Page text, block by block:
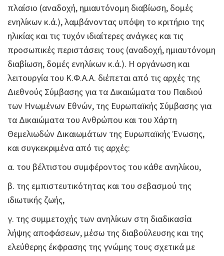
πλαίσιο (αναδοχή, ημιαυτόνομη διαβίωση, δομές
ενηλίκων κ.ά.), λαμβάνοντας υπόψη το κριτήριο της
ηλικίας και τις τυχόν ιδιαίτερες ανάγκες και τις
προσωπικές περιστάσεις τους (αναδοχή, ημιαυτόνομη
διαβίωση, δομές ενηλίκων κ.ά.). Η οργάνωση και
λειτουργία του Κ.Φ.Α.Α. διέπεται από τις αρχές της
Διεθνούς Σύμβασης για τα Δικαιώματα του Παιδιού
των Ηνωμένων Εθνών, της Ευρωπαϊκής Σύμβασης για
τα Δικαιώματα του Ανθρώπου και του Χάρτη
Θεμελιωδών Δικαιωμάτων της Ευρωπαϊκής Ένωσης,
και συγκεκριμένα από τις αρχές:
α. του βέλτιστου συμφέροντος του κάθε ανηλίκου,
β. της εμπιστευτικότητας και του σεβασμού της
ιδιωτικής ζωής,
γ. της συμμετοχής των ανηλίκων στη διαδικασία
λήψης αποφάσεων, μέσω της διαβούλευσης και της
ελεύθερης έκφρασης της γνώμης τους σχετικά με